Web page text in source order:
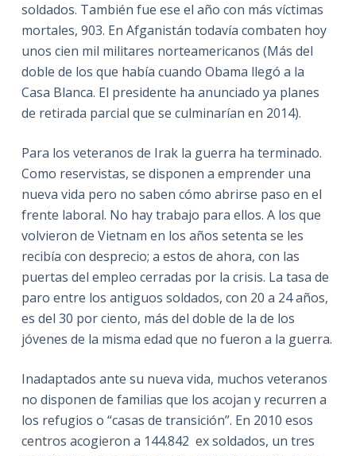
soldados. También fue ese el año con más víctimas
mortales, 903. En Afganistán todavía combaten hoy
unos cien mil militares norteamericanos (Más del
doble de los que había cuando Obama llegó a la
Casa Blanca. El presidente ha anunciado ya planes
de retirada parcial que se culminarían en 2014).
Para los veteranos de Irak la guerra ha terminado.
Como reservistas, se disponen a emprender una
nueva vida pero no saben cómo abrirse paso en el
frente laboral. No hay trabajo para ellos. A los que
volvieron de Vietnam en los años setenta se les
recibía con desprecio; a estos de ahora, con las
puertas del empleo cerradas por la crisis. La tasa de
paro entre los antiguos soldados, con 20 a 24 años,
es del 30 por ciento, más del doble de la de los
jóvenes de la misma edad que no fueron a la guerra.
Inadaptados ante su nueva vida, muchos veteranos
no disponen de familias que los acojan y recurren a
los refugios o “casas de transición”. En 2010 esos
centros acogieron a 144.842 ex soldados, un tres